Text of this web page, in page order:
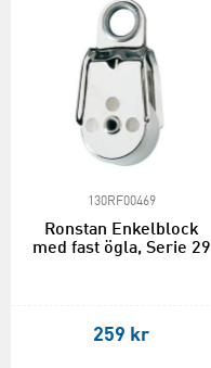
130RF00469
Ronstan Enkelblock
med fast ögla, Serie 29
259 kr